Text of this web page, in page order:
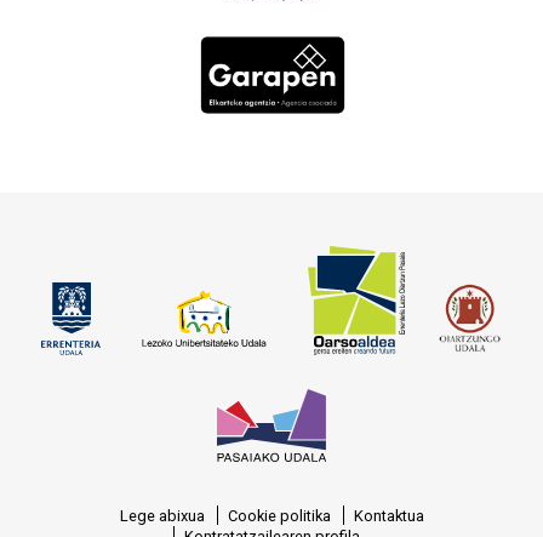
Lege abixua Cookie politika
Kontaktua